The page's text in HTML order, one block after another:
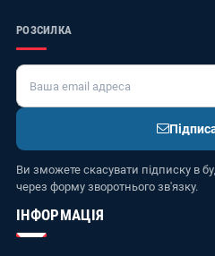
РОЗСИЛКА
Ви зможете скасувати підписку в
через форму зворотнього зв'язку.
ІНФОРМАЦІЯ